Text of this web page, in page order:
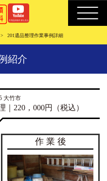
201遺品整理作業事例詳細
紹介
大竹市
220，000円（税込）
作 業 後